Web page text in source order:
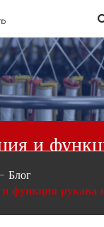
и
Блог
функция рукава